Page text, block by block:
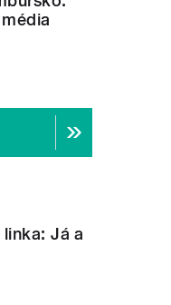
Já a